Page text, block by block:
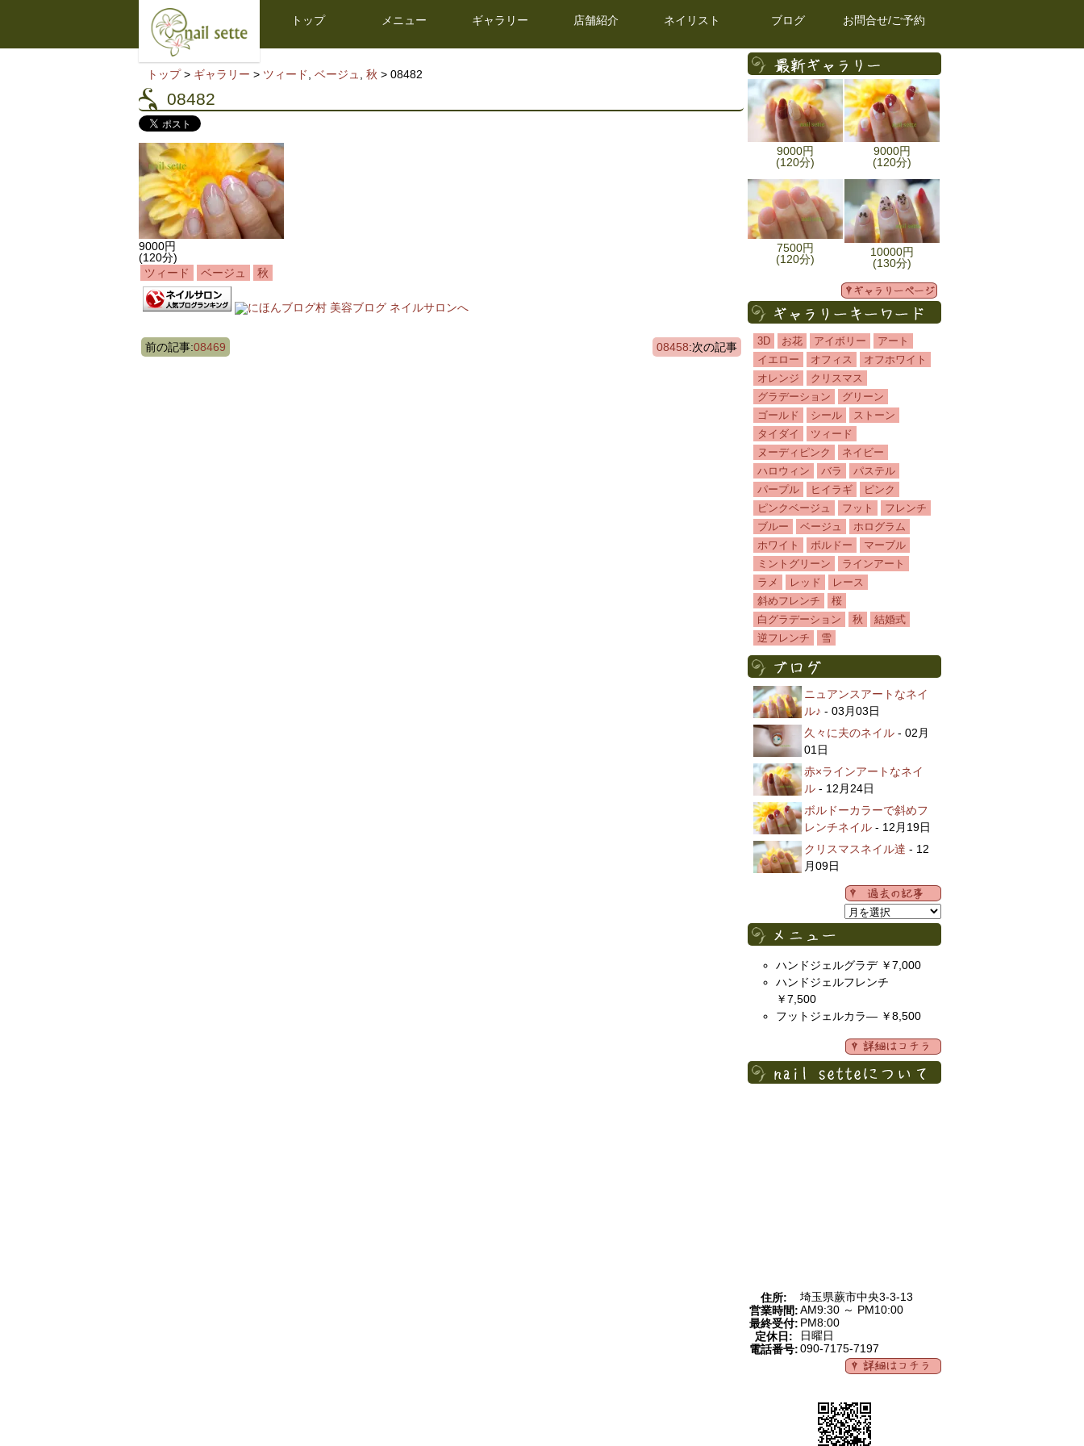
トップ メニュー ギャラリー 店舗紹介 ネイリスト ブログ お問合せ/ご予約
トップ> ギャラリー > ツィード ベージュ 秋 > 08482
08482
9000円
(120分)
ツィード
ベージュ 秋
前の記事:08469 08458:次の記事
9000円
(120分)
9000円
(120分)
7500円
(120分)
10000円
(130分)
3D お花 アイボリー
アート
イエロー
オフィス
オフホワイト
オレンジ
クリスマス
グラデーション
グリーン
ゴールド
シール
ストーン
タイダイ
ツィード
ヌーディピンク
ネイビー
ハロウィン
バラ
パステル
パープル
ヒイラギ
ピンク
ピンクベージュ
フット
フレンチ
ブルー
ベージュ
ホログラム
ホワイト
ボルドー
マーブル
ミントグリーン
ラインアート
ラメ
レッド
レース
斜めフレンチ
桜
白グラデーション
秋
結婚式
逆フレンチ
雪
ニュアンスアートなネイ
ル♪ - 03月03日
久々に夫のネイル - 02月
01日
赤×ラインアートなネイ
ル - 12月24日
ボルドーカラーで斜めフ
レンチネイル - 12月19日
クリスマスネイル達 - 12
月09日
ハンドジェルグラデ ￥7,000
ハンドジェルフレンチ
￥7,500
フットジェルカラ― ￥8,500
住所:
埼玉県蕨市中央3-3-13
営業時間:AM9:30 ～ PM10:00
最終受付: PM8:00
定休日:
日曜日
電話番号:090-7175-7197